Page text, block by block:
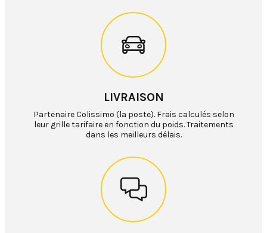
LIVRAISON
Partenaire Colissimo (la poste). Frais calculés selon
leur grille tarifaire en fonction du poids. Traitements
dans les meilleurs délais.